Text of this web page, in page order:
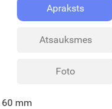
Apraksts
Atsauksmes
Foto
60 mm